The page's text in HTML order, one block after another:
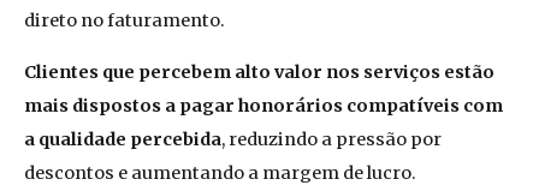
direto no faturamento.
Clientes que percebem alto valor nos serviços estão
mais dispostos a pagar honorários compatíveis com
a qualidade percebida, reduzindo a pressão por
descontos e aumentando a margem de lucro.